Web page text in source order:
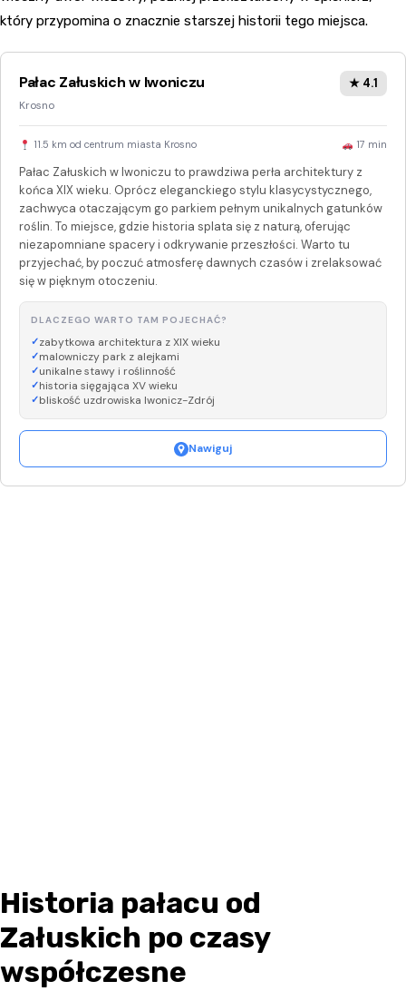
który przypomina o znacznie starszej historii tego miejsca.
Pałac Załuskich w Iwoniczu
Krosno
★ 4.1
11.5 km od centrum miasta Krosno 17 min
Pałac Załuskich w Iwoniczu to prawdziwa perła architektury z
końca XIX wieku. Oprócz eleganckiego stylu klasycystycznego,
zachwyca otaczającym go parkiem pełnym unikalnych gatunków
roślin. To miejsce, gdzie historia splata się z naturą, oferując
niezapomniane spacery i odkrywanie przeszłości. Warto tu
przyjechać, by poczuć atmosferę dawnych czasów i zrelaksować
się w pięknym otoczeniu.
DLACZEGO WARTO TAM POJECHAĆ?
zabytkowa architektura z XIX wieku
malowniczy park z alejkami
unikalne stawy i roślinność
historia sięgająca XV wieku
bliskość uzdrowiska Iwonicz-Zdrój
Nawiguj
Historia pałacu od
Załuskich po czasy
współczesne